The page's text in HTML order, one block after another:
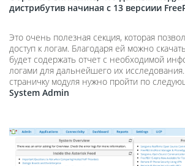
дистрибутив начиная с 13 версиии
Это очень полезная секция, которая
доступ к логам. Благодаря ей можно
будет содержать отчет с необходимой
логами для дальнейшего их
страничку модуля нужно пройти по
System Admin